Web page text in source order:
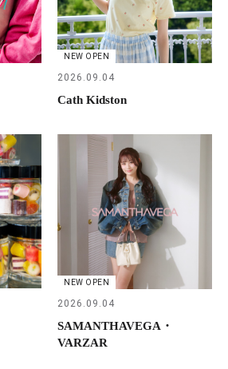
NEW OPEN
2026.09.04
Cath Kidston
NEW OPEN
2026.09.04
SAMANTHAVEGA・
VARZAR